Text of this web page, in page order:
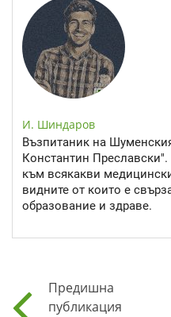
И. Шиндаров
Възпитаник на
Константин
към всякакви
видните от които е
образование и здраве.
Предишна
публикация